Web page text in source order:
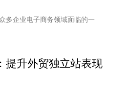
多企业电子商务领域面临的一
提升外贸独立站表现